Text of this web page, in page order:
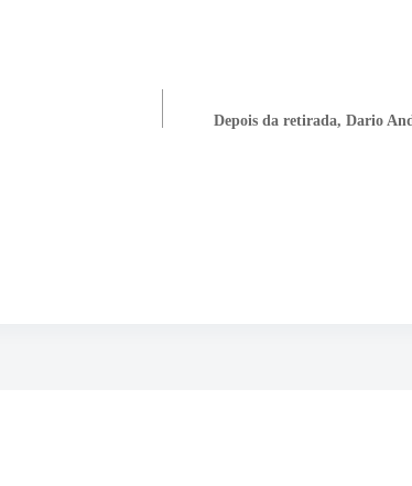
Depois da retirada, Dario